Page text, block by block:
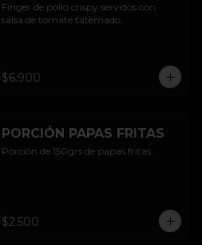
Finger de pollo crispy servidos con
salsa de tomate tatemado.
$6.900
PORCIÓN PAPAS FRITAS
Porción de 150grs de papas fritas.
$2.500